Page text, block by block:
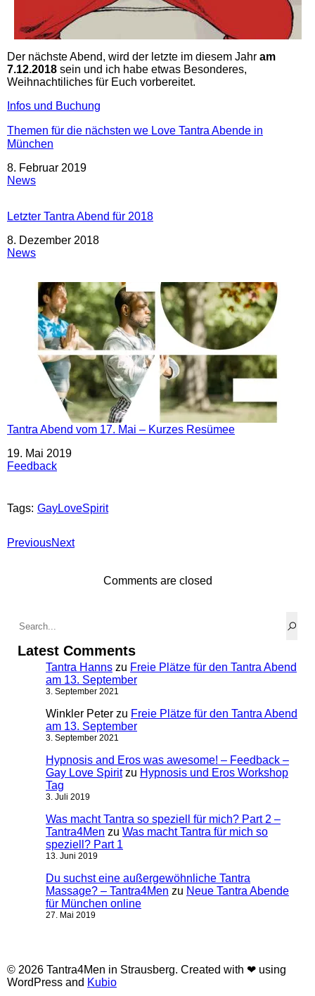
Der nächste Abend, wird der letzte im diesem Jahr am
7.12.2018 sein und ich habe etwas Besonderes,
Weihnachtiliches für Euch vorbereitet.
Infos und Buchung
Themen für die nächsten we Love Tantra Abende in
München
Datum
8. Februar 2019
In Bezug auf
News
Letzter Tantra Abend für 2018
Datum
8. Dezember 2018
In Bezug auf
News
Tantra Abend vom 17. Mai – Kurzes Resümee
Datum
19. Mai 2019
In Bezug auf
Feedback
Tags: GayLoveSpirit
PreviousNext
Comments are closed
Latest Comments
Tantra Hanns zu Freie Plätze für den Tantra Abend
am 13. September
3. September 2021
Winkler Peter zu Freie Plätze für den Tantra Abend
am 13. September
3. September 2021
Hypnosis and Eros was awesome! – Feedback –
Gay Love Spiritzu Hypnosis und Eros Workshop
Tag
3. Juli 2019
Was macht Tantra so speziell für mich? Part 2 –
Tantra4Men zu Was macht Tantra für mich so
speziell? Part 1
13. Juni 2019
Du suchst eine außergewöhnliche Tantra
Massage? – Tantra4Men zu Neue Tantra Abende
für München online
27. Mai 2019
© 2026 Tantra4Men in Strausberg. Created with ❤ using
WordPress and Kubio